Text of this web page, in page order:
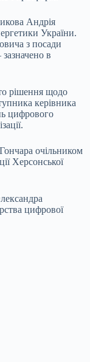
Андрія
України.
з посади
в
рішення щодо
керівника
цифрового
очільником
Херсонської
цифрової